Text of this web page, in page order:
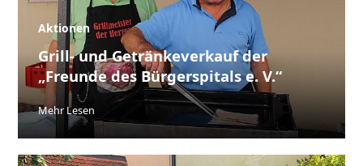
Aktionen
Grill- und Getränkeverkauf der
„Freunde des Bürgerspitals e. V.“
Mehr Lesen